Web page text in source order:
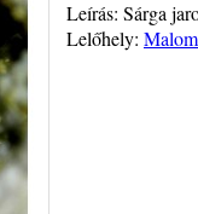
Leírás: Sárga
Lelőhely: